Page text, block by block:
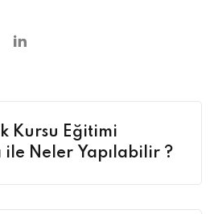
Kursu Eğitimi
ile Neler Yapılabilir ?